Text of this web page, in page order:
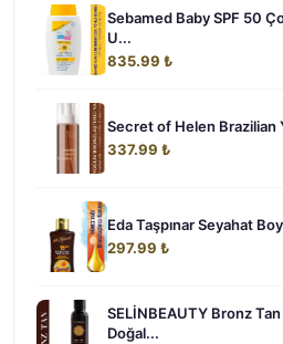
Sebamed Baby SPF 50
U...
835.99 ₺
Secret of Helen Brazilian
337.99 ₺
Eda Taşpınar Seyahat
297.99 ₺
SELİNBEAUTY Bronz Tan
Doğal...